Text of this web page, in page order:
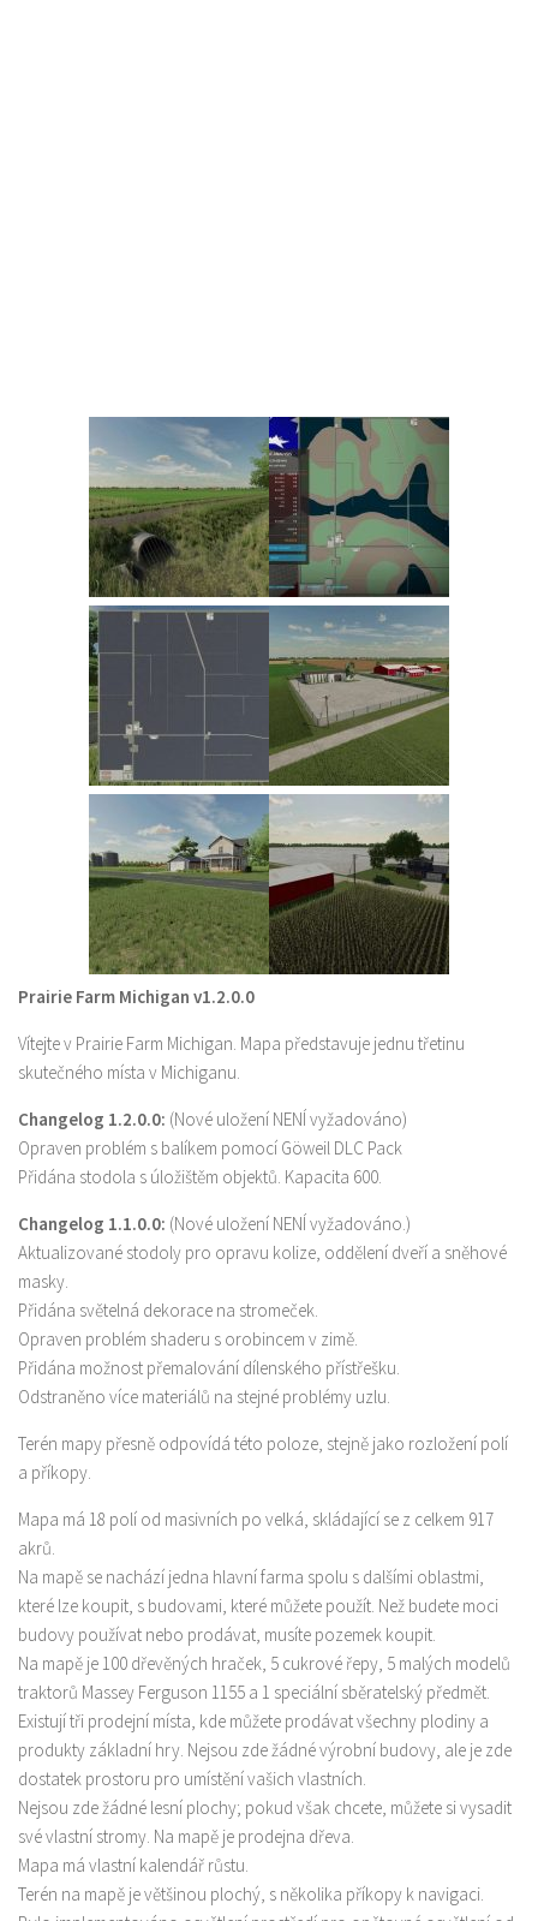
Prairie Farm Michigan v1.2.0.0
Vítejte v Prairie Farm Michigan. Mapa představuje jednu třetinu
skutečného místa v Michiganu.
Changelog 1.2.0.0: (Nové uložení NENÍ vyžadováno)
Opraven problém s balíkem pomocí Göweil DLC Pack
Přidána stodola s úložištěm objektů. Kapacita 600.
Changelog 1.1.0.0: (Nové uložení NENÍ vyžadováno.)
Aktualizované stodoly pro opravu kolize, oddělení dveří a sněhové
masky.
Přidána světelná dekorace na stromeček.
Opraven problém shaderu s orobincem v zimě.
Přidána možnost přemalování dílenského přístřešku.
Odstraněno více materiálů na stejné problémy uzlu.
Terén mapy přesně odpovídá této poloze, stejně jako rozložení polí
a příkopy.
Mapa má 18 polí od masivních po velká, skládající se z celkem 917
akrů.
Na mapě se nachází jedna hlavní farma spolu s dalšími oblastmi,
které lze koupit, s budovami, které můžete použít. Než budete moci
budovy používat nebo prodávat, musíte pozemek koupit.
Na mapě je 100 dřevěných hraček, 5 cukrové řepy, 5 malých modelů
traktorů Massey Ferguson 1155 a 1 speciální sběratelský předmět.
Existují tři prodejní místa, kde můžete prodávat všechny plodiny a
produkty základní hry. Nejsou zde žádné výrobní budovy, ale je zde
dostatek prostoru pro umístění vašich vlastních.
Nejsou zde žádné lesní plochy; pokud však chcete, můžete si vysadit
své vlastní stromy. Na mapě je prodejna dřeva.
Mapa má vlastní kalendář růstu.
Terén na mapě je většinou plochý, s několika příkopy k navigaci.